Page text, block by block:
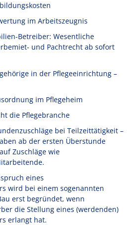
im Arbeitszeugnis
Betreiber: Wesentliche
und Pachtrecht ab sofort
in der Pflegeeinrichtung –
im Pflegeheim
die Pflegebranche
bei Teilzeittätigkeit –
ab der ersten Überstunde
Zuschläge wie
eines
wird bei einem sogenannten
erst begründet, wenn
die Stellung eines (werdenden)
erlangt hat.